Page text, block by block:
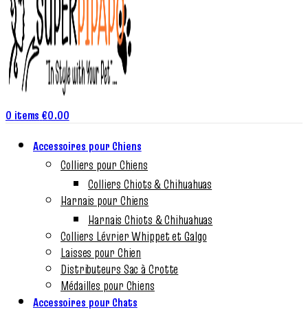
0 items €0.00
Accessoires pour Chiens
Colliers pour Chiens
Colliers Chiots & Chihuahuas
Harnais pour Chiens
Harnais Chiots & Chihuahuas
Colliers Lévrier Whippet et Galgo
Laisses pour Chien
Distributeurs Sac à Crotte
Médailles pour Chiens
Accessoires pour Chats